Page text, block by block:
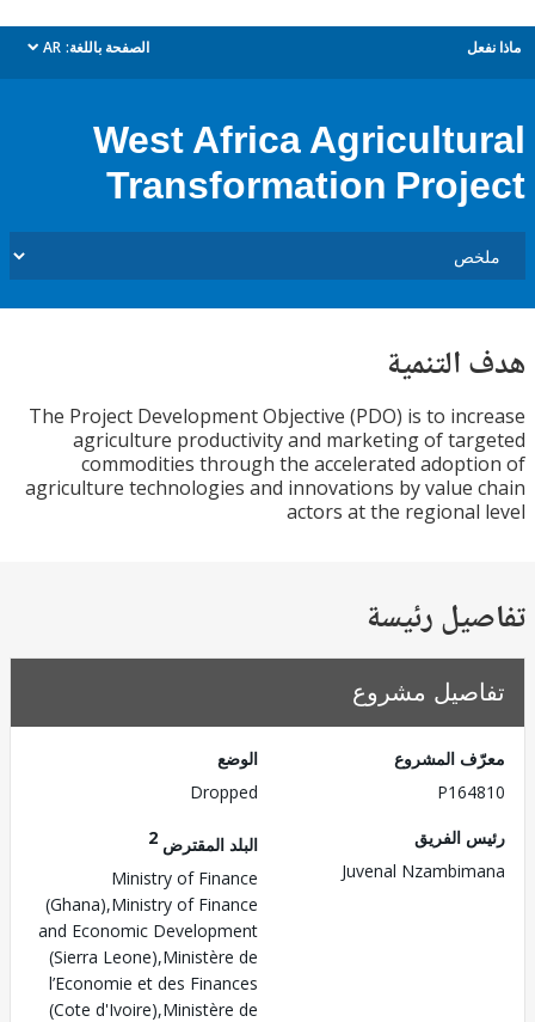
الصفحة باللغة: AR
dropdown
West Africa
Transformation
The Project Development Objective (PDO) is to
agriculture productivity and marketing of
commodities through the accelerated
agriculture technologies and innovations by value
actors at the
رئيسة
مشروع
المشروع
Dropped
الفريق
Juvenal
البلد المقترض
Ministry of Finance
(Ghana),Ministry of Finance
and Economic Development
(Sierra Leone),Ministère de
l’Economie et des Finances
(Cote d'Ivoire),Ministère de